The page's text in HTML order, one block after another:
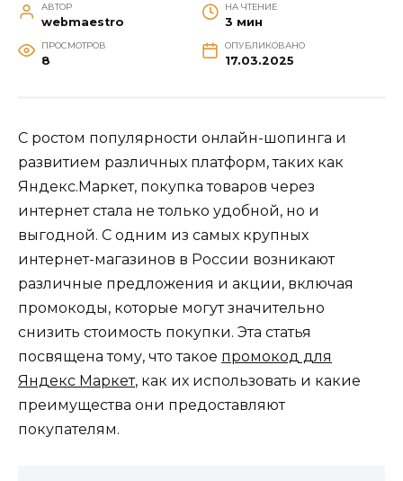
АВТОР
webmaestro
НА ЧТЕНИЕ
3 мин
ПРОСМОТРОВ
8
ОПУБЛИКОВАНО
17.03.2025
С ростом популярности онлайн-шопинга и
развитием различных платформ, таких как
Яндекс.Маркет, покупка товаров через
интернет стала не только удобной, но и
выгодной. С одним из самых крупных
интернет-магазинов в России возникают
различные предложения и акции, включая
промокоды, которые могут значительно
снизить стоимость покупки. Эта статья
посвящена тому, что такое промокод для
Яндекс Маркет, как их использовать и какие
преимущества они предоставляют
покупателям.